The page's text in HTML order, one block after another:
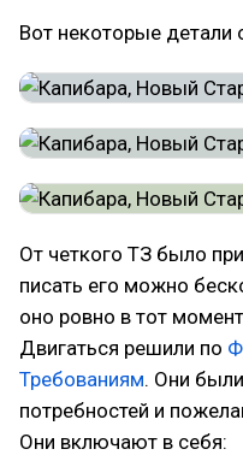
Вот некоторые детали
От четкого ТЗ было
писать его можно
оно ровно в тот
Двигаться решили по
Требованиям. Они
потребностей и
Они включают в себя: